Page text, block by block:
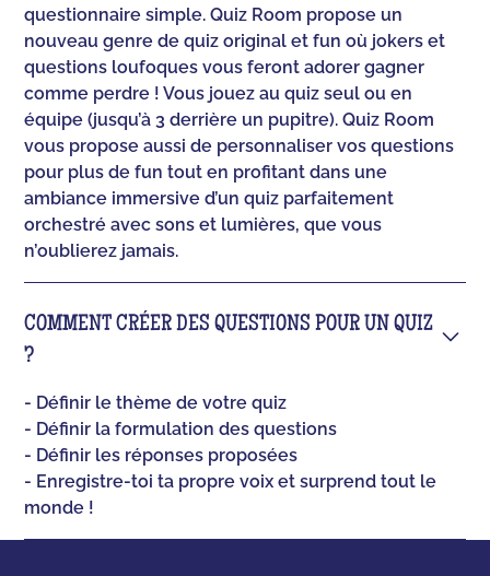
questionnaire simple. Quiz Room propose un
nouveau genre de quiz original et fun où jokers et
questions loufoques vous feront adorer gagner
comme perdre ! Vous jouez au quiz seul ou en
équipe (jusqu’à 3 derrière un pupitre). Quiz Room
vous propose aussi de personnaliser vos questions
pour plus de fun tout en profitant dans une
ambiance immersive d’un quiz parfaitement
orchestré avec sons et lumières, que vous
n’oublierez jamais.
COMMENT CRÉER DES QUESTIONS POUR UN QUIZ
?
- Définir le thème de votre quiz
- Définir la formulation des questions
- Définir les réponses proposées
- Enregistre-toi ta propre voix et surprend tout le
monde !